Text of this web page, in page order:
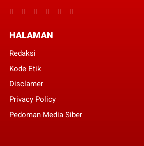
HALAMAN
Redaksi
Kode Etik
Disclamer
Privacy Policy
Pedoman Media Siber